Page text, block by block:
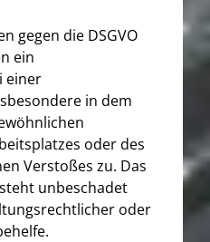
gegen die DSGVO
ein
einer
in dem
oder des
Verstoßes zu. Das
unbeschadet
oder